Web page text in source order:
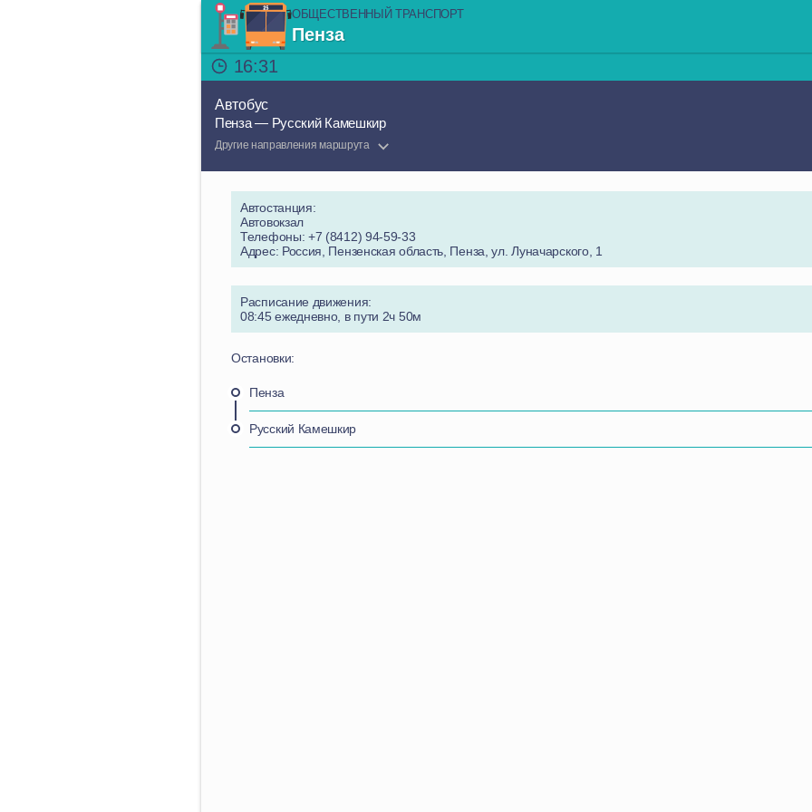
ОБЩЕСТВЕННЫЙ ТРАНСПОРТ
Пенза
16:31
Автобус
Пенза — Русский Камешкир
Другие направления маршрута
Автостанция:
Автовокзал
Телефоны: +7 (8412) 94-59-33
Адрес: Россия, Пензенская область, Пенза, ул. Луначарского, 1
Расписание движения:
08:45 ежедневно, в пути 2ч 50м
Остановки:
Пенза
Русский Камешкир